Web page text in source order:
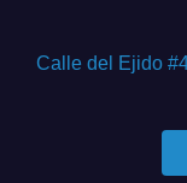
Calle del Ejido